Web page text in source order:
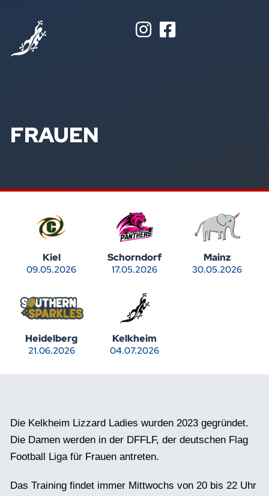
FRAUEN
Kiel
09.05.2026
Schorndorf
17.05.2026
Mainz
30.05.2026
Heidelberg
21.06.2026
Kelkheim
04.07.2026
Die Kelkheim Lizzard Ladies wurden 2023 gegründet.
Die Damen werden in der DFFLF, der deutschen Flag
Football Liga für Frauen antreten.
Das Training findet immer Mittwochs von 20 bis 22 Uhr